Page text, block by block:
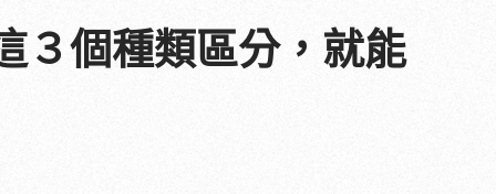
３個種類區分，就能